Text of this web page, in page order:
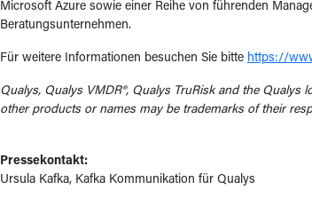
Microsoft Azure sowie einer Reihe von führenden
Beratungsunternehmen.
Für weitere Informationen besuchen Sie bitte https://
Qualys, Qualys VMDR®, Qualys TruRisk and the
other products or names may be trademarks of their
Pressekontakt:
Ursula Kafka, Kafka Kommunikation für Qualys